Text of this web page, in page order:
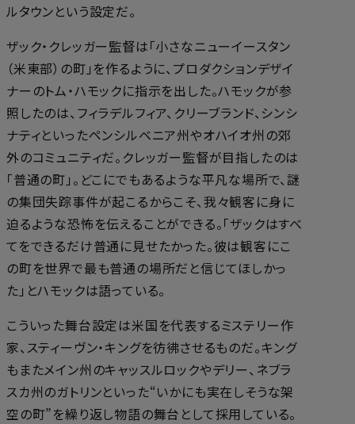
ルタウンという設定だ。
ザック・クレッガー監督は「小さなニューイースタン
（米東部）の町」を作るように、プロダクションデザイ
ナーのトム・ハモックに指示を出した。ハモックが参
照したのは、フィラデルフィア、クリーブランド、シンシ
ナティといったペンシルベニア州やオハイオ州の郊
外のコミュニティだ。クレッガー監督が目指したのは
「普通の町」。どこにでもあるような平凡な場所で、謎
の集団失踪事件が起こるからこそ、我々観客に身に
迫るような恐怖を伝えることができる。「ザックはすべ
てをできるだけ普通に見せたかった。彼は観客にこ
の町を世界で最も普通の場所だと信じてほしかっ
た」とハモックは語っている。
こういった舞台設定は米国を代表するミステリー作
家、スティーヴン・キングを彷彿させるものだ。キング
もまたメイン州のキャッスルロックやデリー、ネブラ
スカ州のガトリンといった“いかにも実在しそうな架
空の町”を繰り返し物語の舞台として採用している。